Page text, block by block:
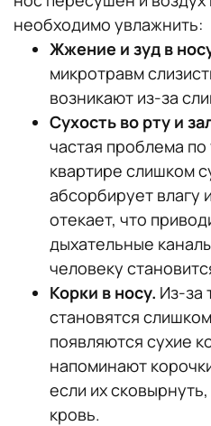
необходимо увлажнить:
Жжение и зуд в
микротравм
возникают из-за
Сухость во рту и
частая проблема
квартире слишком
абсорбирует влагу
отекает, что
дыхательные
человеку
Корки в носу. Из-за
становятся
появляются сухие
напоминают
если их
кровь.